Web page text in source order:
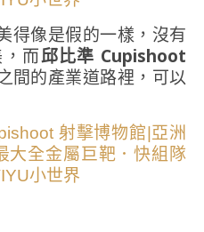
得像是假的一樣，沒有
而邱比準 Cupishoot
間的產業道路裡，可以